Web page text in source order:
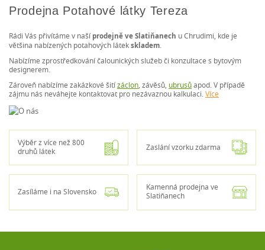
Prodejna Potahové látky Tereza
Rádi Vás přivítáme v naší prodejně ve Slatiňanech u Chrudimi, kde je
většina nabízených potahových látek skladem.
Nabízíme zprostředkování čalounických služeb či konzultace s bytovým
designerem.
Zároveň nabízíme zakázkové šitízáclon, závěsů, ubrusůapod. V případě
zájmu nás neváhejte kontaktovat pro nezávaznou kalkulaci.Více
Výběr z více než 800
druhů látek
Zaslání vzorku zdarma
Zasíláme i na Slovensko
Kamenná prodejna ve
Slatiňanech